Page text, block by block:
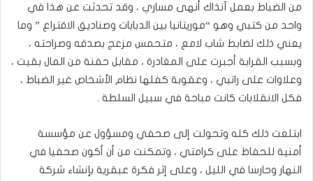
من الضباط بعمل آنذاك أنهى مساري ، وقد تحدثت عن هذا في
واحد من كتبي وهو “موريتانيا بين الدبابات وصناديق الاقتراع ” وما
يعني ذلك لضابط شاب لامع ، متحمس مزعج بصدقه وصراحته ،
وبسبب القرابة أجبرت على المغادرة ، مقابل حفنة من المال بقيت ،
وعلاوات على راتبي ، وعقوبة كفلها نظام الأشخاص غير الضباط ،
فكل الانقلابات كانت مباحة في سبيل السلطة .
ابتلعت ذلك كله وتحولت إلى صحفي ومسؤول عن مؤسسة
أمنية للحفاظ على كرامتي ، وتمكنت من أن أكون صحفيا في
النهار وحارسا في الليل ، وعلى إثر فكرة عبقرية بإنشاء شركة